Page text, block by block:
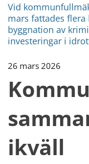
Vid
mars fattades
byggnation av
investeringar i
26 mars 2026
ikväll